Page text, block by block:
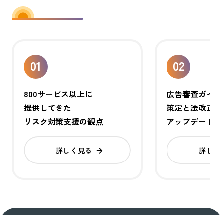
01
800サービス以上に
提供してきた
リスク対策支援の観点
詳しく見る
02
広告審査ガイ
策定と法改正
アップデート
詳し